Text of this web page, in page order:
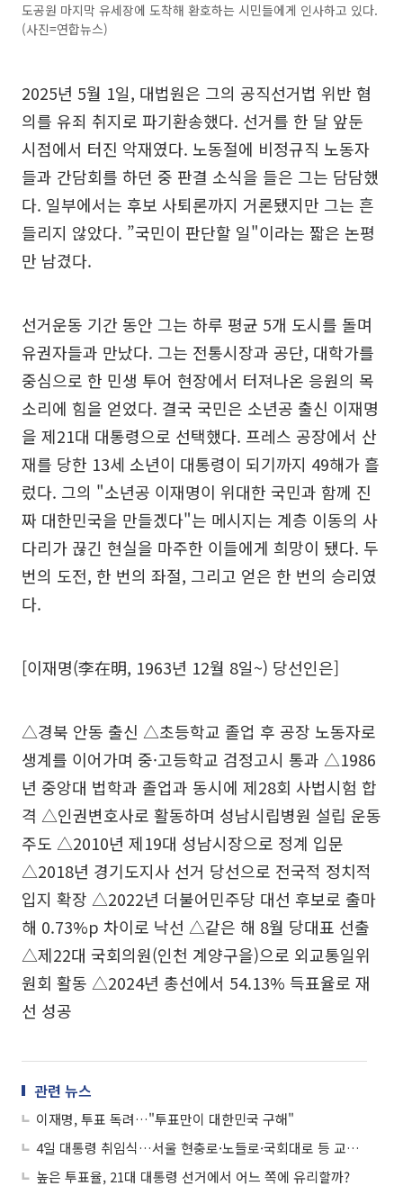
도공원 마지막 유세장에 도착해 환호하는 시민들에게 인사하고 있다.
(사진=연합뉴스)
2025년 5월 1일, 대법원은 그의 공직선거법 위반 혐
의를 유죄 취지로 파기환송했다. 선거를 한 달 앞둔
시점에서 터진 악재였다. 노동절에 비정규직 노동자
들과 간담회를 하던 중 판결 소식을 들은 그는 담담했
다. 일부에서는 후보 사퇴론까지 거론됐지만 그는 흔
들리지 않았다. ”국민이 판단할 일"이라는 짧은 논평
만 남겼다.
선거운동 기간 동안 그는 하루 평균 5개 도시를 돌며
유권자들과 만났다. 그는 전통시장과 공단, 대학가를
중심으로 한 민생 투어 현장에서 터져나온 응원의 목
소리에 힘을 얻었다. 결국 국민은 소년공 출신 이재명
을 제21대 대통령으로 선택했다. 프레스 공장에서 산
재를 당한 13세 소년이 대통령이 되기까지 49해가 흘
렀다. 그의 "소년공 이재명이 위대한 국민과 함께 진
짜 대한민국을 만들겠다"는 메시지는 계층 이동의 사
다리가 끊긴 현실을 마주한 이들에게 희망이 됐다. 두
번의 도전, 한 번의 좌절, 그리고 얻은 한 번의 승리였
다.
[이재명(李在明, 1963년 12월 8일~) 당선인은]
△경북 안동 출신 △초등학교 졸업 후 공장 노동자로
생계를 이어가며 중·고등학교 검정고시 통과 △1986
년 중앙대 법학과 졸업과 동시에 제28회 사법시험 합
격 △인권변호사로 활동하며 성남시립병원 설립 운동
주도 △2010년 제19대 성남시장으로 정계 입문
△2018년 경기도지사 선거 당선으로 전국적 정치적
입지 확장 △2022년 더불어민주당 대선 후보로 출마
해 0.73%p 차이로 낙선 △같은 해 8월 당대표 선출
△제22대 국회의원(인천 계양구을)으로 외교통일위
원회 활동 △2024년 총선에서 54.13% 득표율로 재
선 성공
관련 뉴스
이재명, 투표 독려…"투표만이 대한민국 구해"
4일 대통령 취임식…서울 현충로·노들로·국회대로 등 교통 통제
높은 투표율, 21대 대통령 선거에서 어느 쪽에 유리할까?